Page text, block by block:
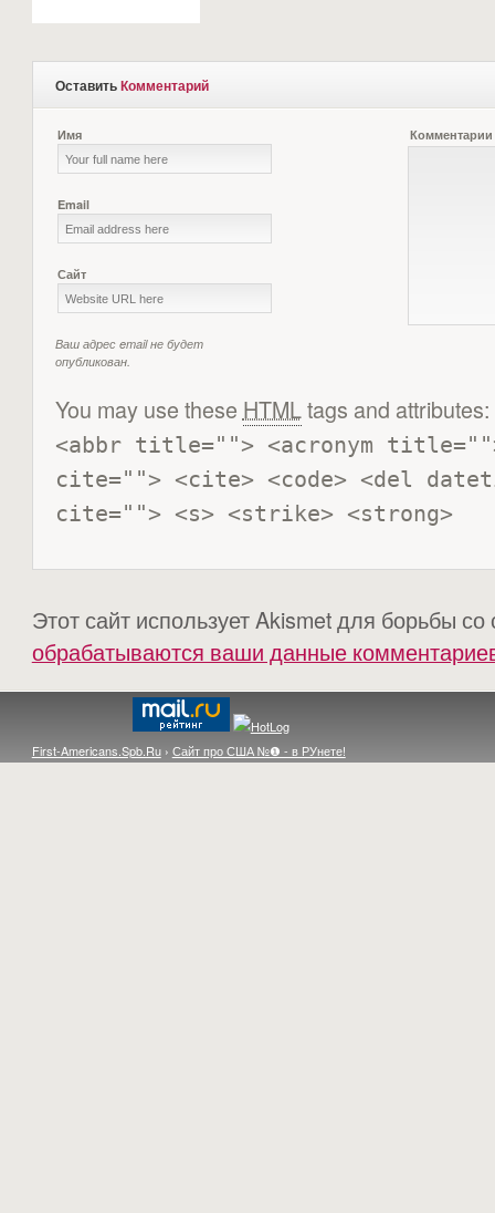
ОставитьКомментарий
Имя
Email
Сайт
Ваш адрес email не будет
опубликован.
Комментарии
You may use these HTMLtags and attributes:
<abbr title=""> <acronym
cite=""> <cite> <code> <del
cite=""> <s> <strike> <strong>
Этот сайт использует Akismet для борьбы
обрабатываются ваши данные
First-Americans.Spb.Ru› Сайт про США №❶ - в РУнете!